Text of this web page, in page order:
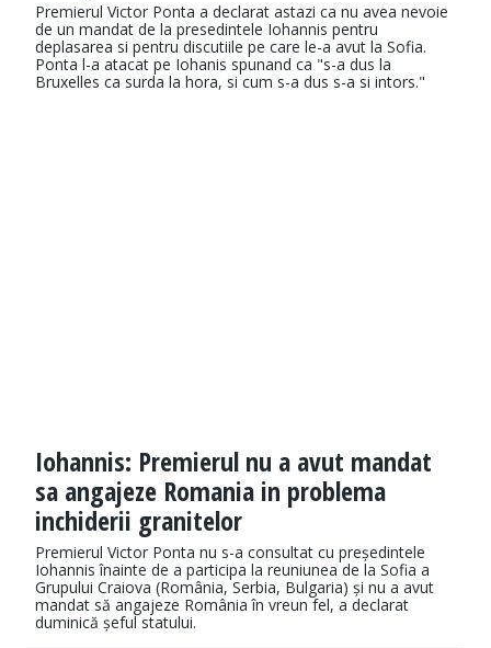
Premierul Victor Ponta a declarat astazi ca nu avea nevoie
de un mandat de la presedintele Iohannis pentru
deplasarea si pentru discutiile pe care le-a avut la Sofia.
Ponta l-a atacat pe Iohanis spunand ca "s-a dus la
Bruxelles ca surda la hora, si cum s-a dus s-a si intors."
Iohannis: Premierul nu a avut mandat
sa angajeze Romania in problema
inchiderii granitelor
Premierul Victor Ponta nu s-a consultat cu președintele
Iohannis înainte de a participa la reuniunea de la Sofia a
Grupului Craiova (România, Serbia, Bulgaria) și nu a avut
mandat să angajeze România în vreun fel, a declarat
duminică șeful statului.